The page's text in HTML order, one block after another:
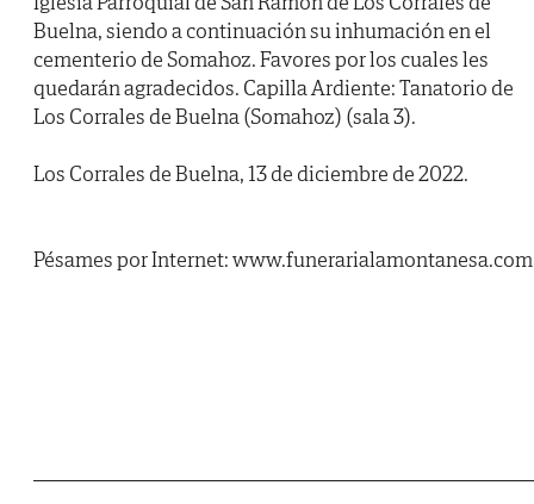
Buelna, siendo a continuación su inhumación en el
cementerio de Somahoz. Favores por los cuales les
quedarán agradecidos. Capilla Ardiente: Tanatorio de
Los Corrales de Buelna (Somahoz) (sala 3).
Los Corrales de Buelna, 13 de diciembre de 2022.
Pésames por Internet: www.funerarialamontanesa.com